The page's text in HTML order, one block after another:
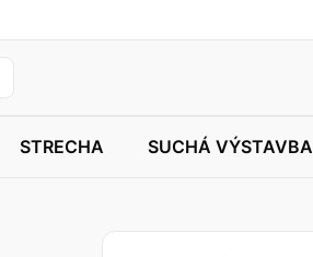
STRECHA SUCHÁ VÝSTAVBA